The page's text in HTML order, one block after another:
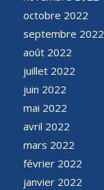
octobre 2022
septembre 2022
août 2022
juillet 2022
juin 2022
mai 2022
avril 2022
mars 2022
février 2022
janvier 2022